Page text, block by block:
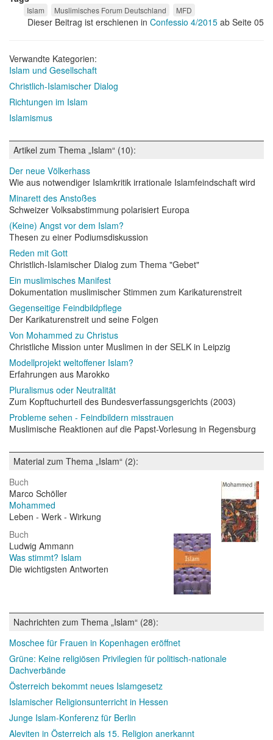
Islam Muslimisches Forum Deutschland MFD
Dieser Beitrag ist erschienen in Confessio 4/2015 ab Seite 05
Verwandte Kategorien:
Islam und Gesellschaft
Christlich-Islamischer Dialog
Richtungen im Islam
Islamismus
Artikel zum Thema „Islam“ (10):
Der neue Völkerhass
Wie aus notwendiger Islamkritik irrationale Islamfeindschaft wird
Minarett des Anstoßes
Schweizer Volksabstimmung polarisiert Europa
(Keine) Angst vor dem Islam?
Thesen zu einer Podiumsdiskussion
Reden mit Gott
Christlich-Islamischer Dialog zum Thema "Gebet"
Ein muslimisches Manifest
Dokumentation muslimischer Stimmen zum Karikaturenstreit
Gegenseitige Feindbildpflege
Der Karikaturenstreit und seine Folgen
Von Mohammed zu Christus
Christliche Mission unter Muslimen in der SELK in Leipzig
Modellprojekt weltoffener Islam?
Erfahrungen aus Marokko
Pluralismus oder Neutralität
Zum Kopftuchurteil des Bundesverfassungsgerichts (2003)
Probleme sehen - Feindbildern misstrauen
Muslimische Reaktionen auf die Papst-Vorlesung in Regensburg
Material zum Thema „Islam“ (2):
Buch
Marco Schöller
Mohammed
Leben - Werk - Wirkung
Buch
Ludwig Ammann
Was stimmt? Islam
Die wichtigsten Antworten
Nachrichten zum Thema „Islam“ (28):
Moschee für Frauen in Kopenhagen eröffnet
Grüne: Keine religiösen Privilegien für politisch-nationale
Dachverbände
Österreich bekommt neues Islamgesetz
Islamischer Religionsunterricht in Hessen
Junge Islam-Konferenz für Berlin
Aleviten in Österreich als 15. Religion anerkannt